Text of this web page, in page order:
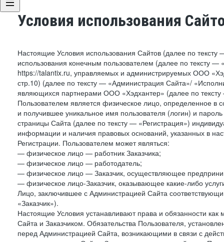
Условия использования
Настоящие Условия использования Сайтов (далее по
использования конечным пользователем (далее по тексту
https://talantix.ru, управляемых и администрируемых ООО
стр.10) (далее по тексту — «Администрация Сайта»/
являющихся партнерами ООО «Хэдхантер» (далее по
Пользователем является физическое лицо, определенное в
и получившее уникальное имя пользователя (логин) и
страницы Сайта (далее по тексту — «Регистрация»)
информации и наличия правовых оснований, указанных в
Регистрации. Пользователем может являться:
— физическое лицо — работник Заказчика;
— физическое лицо — работодатель;
— физическое лицо — Заказчик, осуществляющее
— физическое лицо-Заказчик, оказывающее какие-либо
Лицо, заключившее с Администрацией Сайта
«Заказчик»).
Настоящие Условия устанавливают права и обязанности
Сайта и Заказчиком. Обязательства Пользователя,
перед Администрацией Сайта, возникающими в связи с